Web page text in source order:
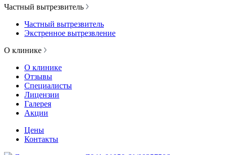
Частный вытрезвитель
Частный вытрезвитель
Экстренное вытрезвление
О клинике
О клинике
Отзывы
Специалисты
Лицензии
Галерея
Акции
Цены
Контакты